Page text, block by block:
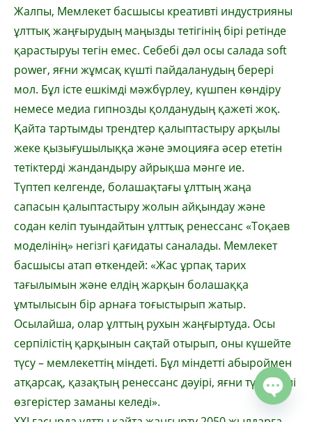
Жалпы, Мемлекет басшысы креативті индустрияны
ұлттық жаңғырудың маңызды тетігінің бірі ретінде
қарастыруы тегін емес. Себебі дәл осы салада soft
power, яғни жұм­сақ күшті пайдаланудың берері
мол. Бұл істе ешкімді мәжбүрлеу, күшпен көндіру
немесе медиа гипнозды қолданудың қажеті жоқ.
Қайта тартымды трендтер қалыптастыру арқылы
жеке қызығушылыққа және эмоция­ға әсер ететін
тетіктерді жандандыру айрық­ша мәнге ие.
Түптеп келгенде, болашақтағы ұлттың жаңа
сапасын қалыптастыру жолын айқындау және
содан келіп туындайтын ұлттық ренессанс «Тоқаев
моделінің» негізгі қағидаты саналады. Мемлекет
басшысы атап өткендей: «Жас ұрпақ тарих
тағылымын және елдің жарқын болашаққа
ұмтылысын бір арнаға тоғыстырып жатыр.
Осылайша, олар ұлттың рухын жаңғыртуда. Осы
серпілістің қарқынын сақтай отырып, оны күшейте
түсу – мемлекеттің міндеті. Бұл міндетті абыроймен
атқарсақ, қазақтың ре­нессанс дәуірі, яғни түбегейлі
өзгерістер заманы келеді».